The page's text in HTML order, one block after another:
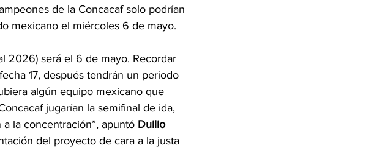
de la Concacaf solo podrían
mexicano el miércoles 6 de mayo.
2026) será el 6 de mayo. Recordar
17, después tendrán un periodo
algún equipo mexicano que
jugarían la semifinal de ida,
la concentración”, apuntó Duilio
del proyecto de cara a la justa